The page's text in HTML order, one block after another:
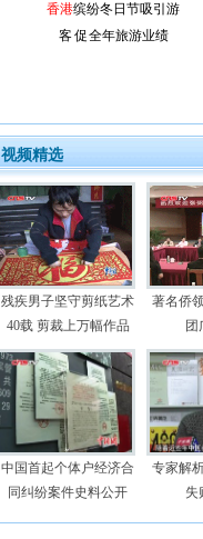
香港缤纷冬日节吸引游
客 促全年旅游业绩
视频精选
残疾男子坚守剪纸艺术
40载 剪裁上万幅作品
著名侨
团
中国首起个体户经济合
同纠纷案件史料公开
专家解
失